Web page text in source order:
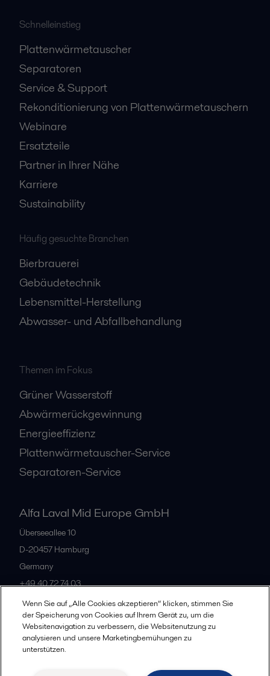
Schnelleinstieg
Plattenwärmetauscher
Separatoren
Service & Support
Rekonditionierung von Plattenwärmetauschern
Webinare
Ersatzteile
Partner in Ihrer Nähe
Karriere
Sustainability
Häufig gesuchte Branchen
Bierbrauerei
Gebäudetechnik
Lebensmittel-Herstellung
Abwasser- und Abfallbehandlung
Themen im Fokus
Grüner Wasserstoff
Abwärmerückgewinnung
Energieeffizienz
Plattenwärmetauscher-Service
Separatoren-Service
Alfa Laval Mid Europe GmbH
Überseeallee 10
D-20457 Hamburg
Germany
+49 40 72 74 03
Alle Büros
Cookie-Richtlinien Impressum
Wenn Sie auf „Alle Cookies akzeptieren“ klicken, stimmen Sie
der Speicherung von Cookies auf Ihrem Gerät zu, um die
Websitenavigation zu verbessern, die Websitenutzung zu
analysieren und unsere Marketingbemühungen zu
unterstützen.